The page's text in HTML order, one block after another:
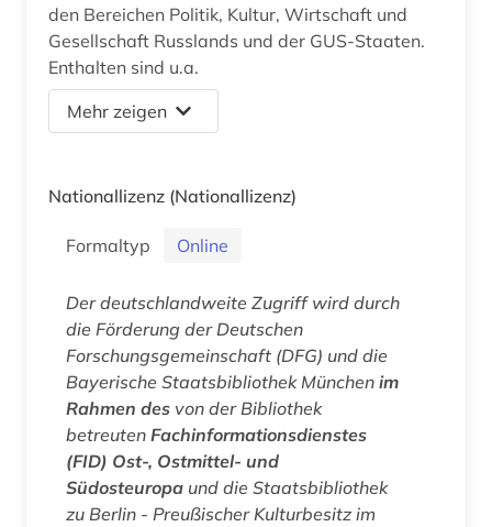
den Bereichen Politik, Kultur, Wirtschaft und
Gesellschaft Russlands und der GUS-Staaten.
Enthalten sind u.a.
Mehr zeigen
Nationallizenz (Nationallizenz)
Formaltyp Online
Der deutschlandweite Zugriff wird durch
die Förderung der Deutschen
Forschungsgemeinschaft (DFG) und die
Bayerische Staatsbibliothek München im
Rahmen des von der Bibliothek
betreuten Fachinformationsdienstes
(FID) Ost-, Ostmittel- und
Südosteuropa und die Staatsbibliothek
zu Berlin - Preußischer Kulturbesitz im